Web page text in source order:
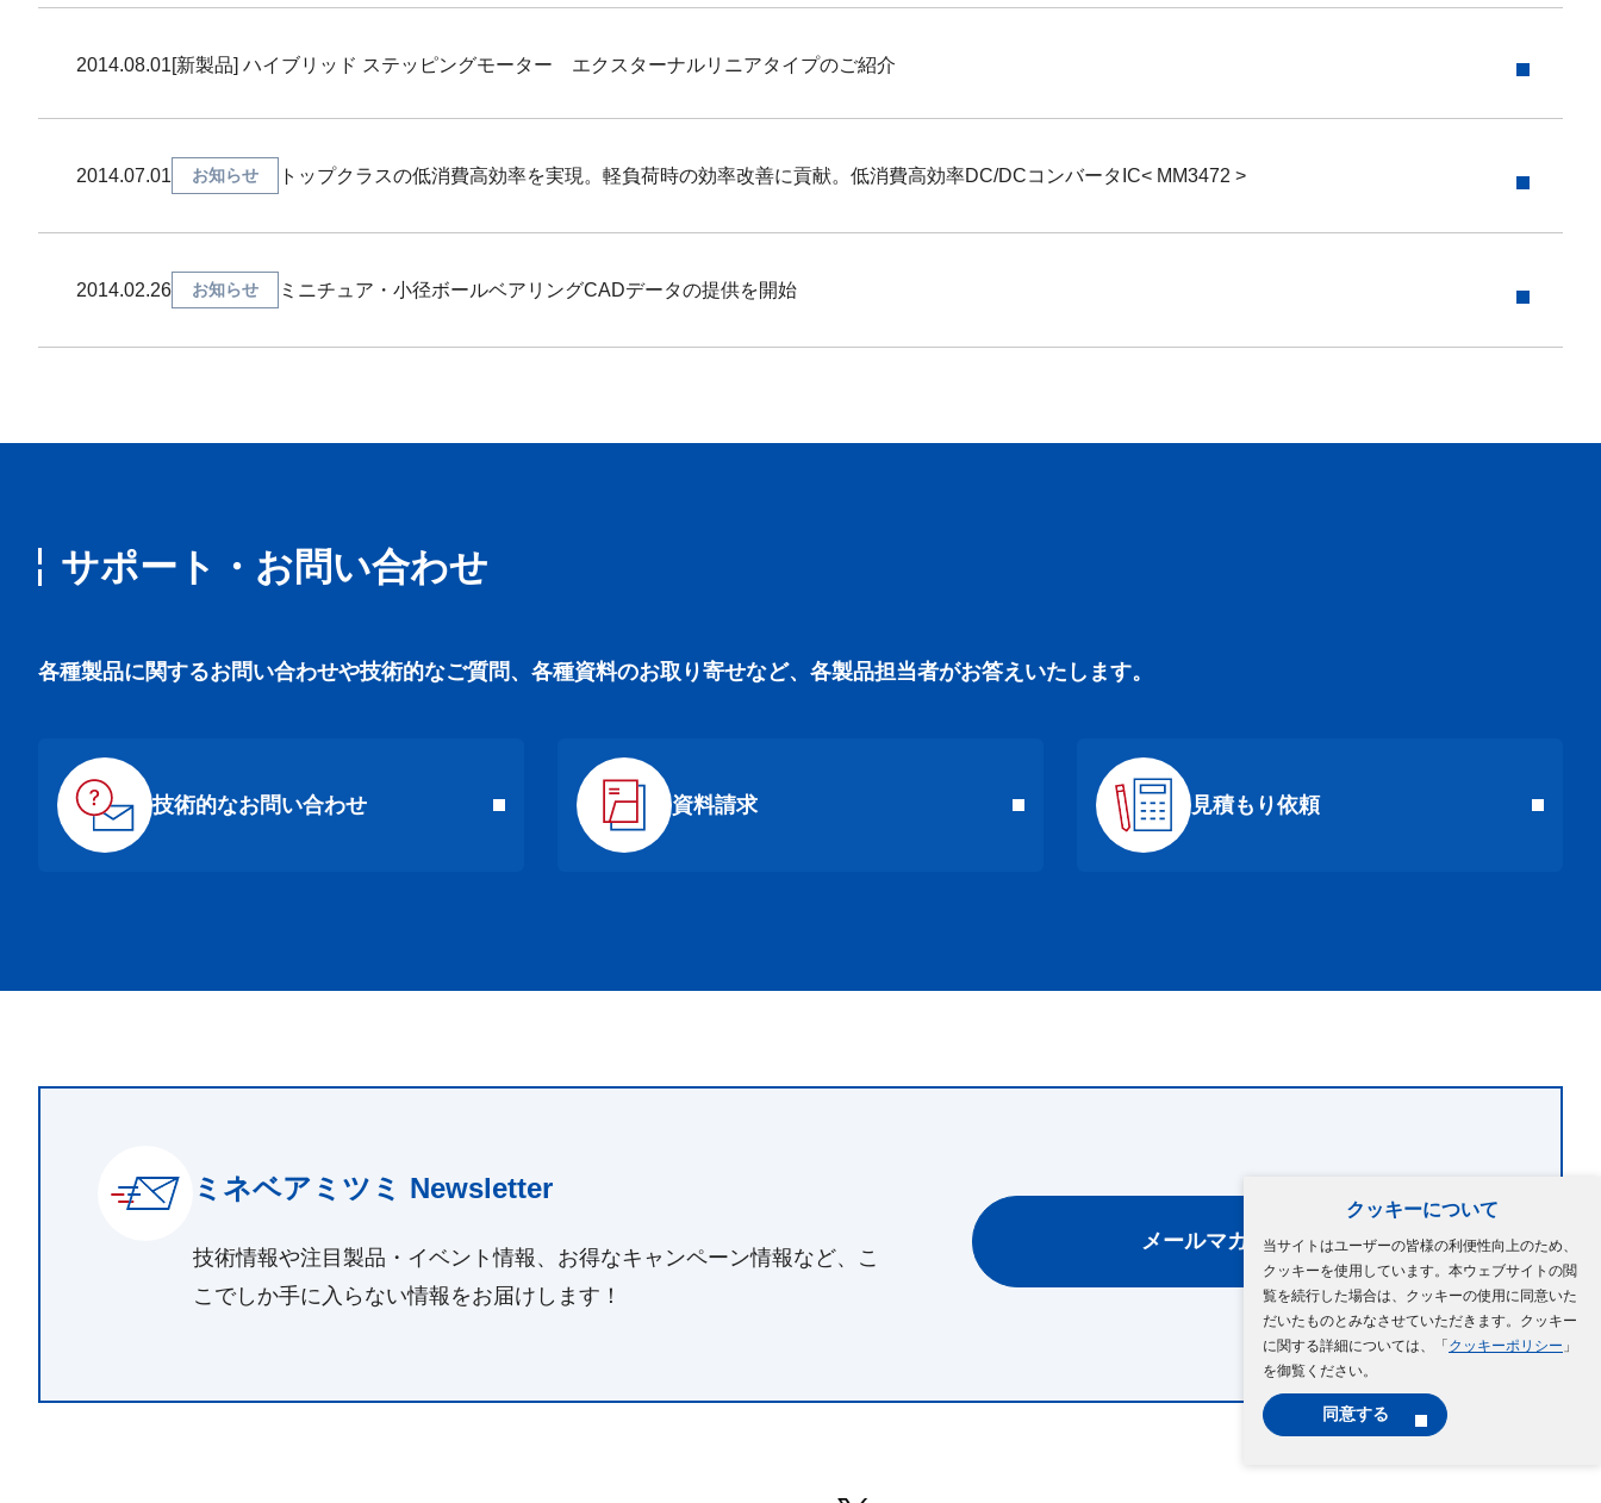
クッキーについて
当サイトはユーザーの皆様の利便性向上のため、
クッキーを使用しています。本ウェブサイトの閲
覧を続行した場合は、クッキーの使用に同意いた
だいたものとみなさせていただきます。クッキー
に関する詳細については、「 クッキーポリシー 」
を御覧ください。
同意する
2014.08.01[新製品] ハイブリッド ステッピングモーター エクスターナルリニアタイプのご紹介
2014.07.01 お知らせ トップクラスの低消費高効率を実現。軽負荷時の効率改善に貢献。低消費高効率DC/DCコンバータIC< MM3472 >
2014.02.26 お知らせ ミニチュア・小径ボールベアリングCADデータの提供を開始
サポート・お問い合わせ
各種製品に関するお問い合わせや技術的なご質問、各種資料のお取り寄せなど、各製品担当者がお答えいたします。
技術的なお問い合わせ 資料請求 見積もり依頼
ミネベアミツミ Newsletter
技術情報や注目製品・イベント情報、お得なキャンペーン情報など、こ
こでしか手に入らない情報をお届けします！
メールマガジン登録